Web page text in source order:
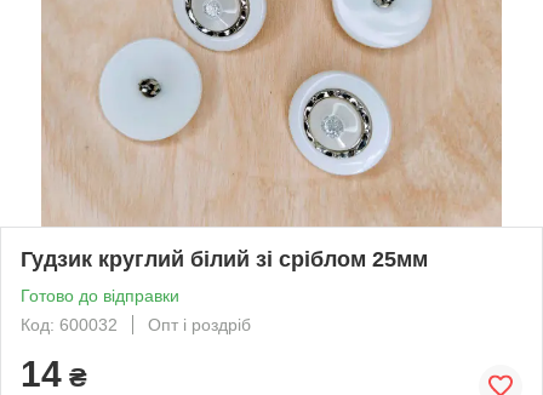
Гудзик круглий білий зі сріблом 25мм
Готово до відправки
Код: 600032
Опт і роздріб
14 ₴